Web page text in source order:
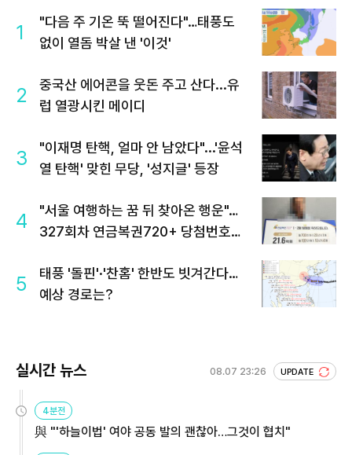
1
"다음 주 기온 뚝 떨어진다"…태풍도
없이 열돔 박살 낸 '이것'
2
중국산 에어콘을 웃돈 주고 산다...유
럽 열광시킨 메이디
3
"이재명 탄핵, 얼마 안 남았다"...'윤석
열 탄핵' 맞힌 무당, '성지글' 등장
4
"서울 여행하는 꿈 뒤 찾아온 행운"…
327회차 연금복권720+ 당첨번호조
5
태풍 '돌핀'·'찬홈' 한반도 빗겨간다…
예상 경로는?
실시간 뉴스 08.07 23:26 UPDATE
4분전
與 "'하늘이법' 여야 공동 발의 괜찮아…그것이 협치"